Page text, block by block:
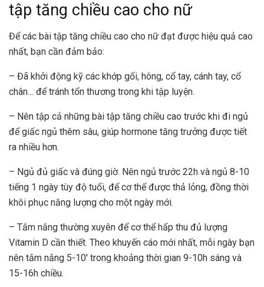
tập tăng chiều cao cho nữ
Để các bài tập tăng chiều cao cho nữ đạt được hiệu quả cao
nhất, bạn cần đảm bảo:
– Đã khởi động kỹ các khớp gối, hông, cổ tay, cánh tay, cổ
chân… để tránh tổn thương trong khi tập luyện.
– Nên tập cả những bài tập tăng chiều cao trước khi đi ngủ
để giấc ngủ thêm sâu, giúp hormone tăng trưởng được tiết
ra nhiều hơn.
– Ngủ đủ giấc và đúng giờ. Nên ngủ trước 22h và ngủ 8-10
tiếng 1 ngày tùy độ tuổi, để cơ thể được thả lỏng, đồng thời
khôi phục năng lượng cho một ngày mới.
– Tắm nắng thường xuyên để cơ thể hấp thu đủ lượng
Vitamin D cần thiết. Theo khuyến cáo mới nhất, mỗi ngày bạn
nên tắm nắng 5-10′ trong khoảng thời gian 9-10h sáng và
15-16h chiều.